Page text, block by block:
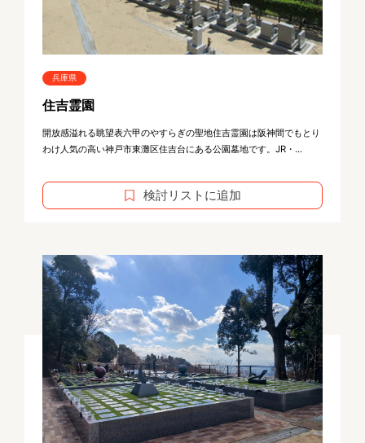
兵庫県
住吉霊園
開放感溢れる眺望表六甲のやすらぎの聖地住吉霊園は阪神間でもとり
わけ人気の高い神戸市東灘区住吉台にある公園墓地です。JR・...
検討リストに追加